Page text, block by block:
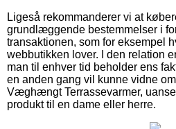
Ligeså rekommanderer vi at
grundlæggende bestemmelser i
transaktionen, som for eksempel
webbutikken lover. I den relation
man til enhver tid beholder ens
en anden gang vil kunne vidne
Væghængt Terrassevarmer,
produkt til en dame eller herre.